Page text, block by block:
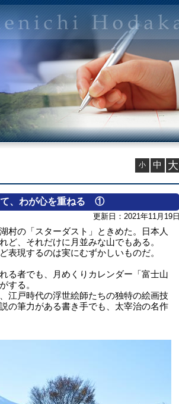
小 中 大
て、わが心を重ねる ①
更新日：2021年11月19日
村の「スターダスト」ときめた。日本人
ど、それだけに月並みな山でもある。
現するのは実にむずかしいものだ。
る者でも、月めくりカレンダー「富士山
する。
江戸時代の浮世絵師たちの独特の絵画技
の筆力がある書き手でも、太宰治の名作